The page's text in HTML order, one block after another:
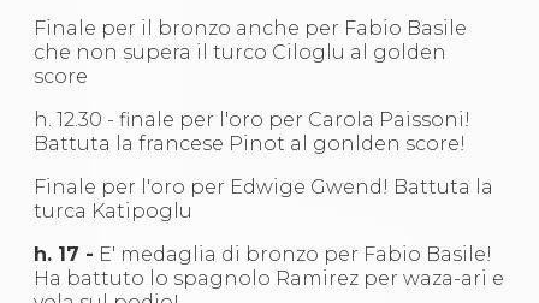
Finale per il bronzo anche per Fabio Basile
che non supera il turco Ciloglu al golden
score
h. 12.30 - finale per l'oro per Carola Paissoni!
Battuta la francese Pinot al gonlden score!
Finale per l'oro per Edwige Gwend! Battuta la
turca Katipoglu
h. 17 - E' medaglia di bronzo per Fabio Basile!
Ha battuto lo spagnolo Ramirez per waza-ari e